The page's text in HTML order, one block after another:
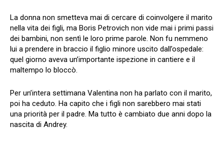
La donna non smetteva mai di cercare di coinvolgere il marito
nella vita dei figli, ma Boris Petrovich non vide mai i primi passi
dei bambini, non sentì le loro prime parole. Non fu nemmeno
lui a prendere in braccio il figlio minore uscito dall’ospedale:
quel giorno aveva un’importante ispezione in cantiere e il
maltempo lo bloccò.
Per un’intera settimana Valentina non ha parlato con il marito,
poi ha ceduto. Ha capito che i figli non sarebbero mai stati
una priorità per il padre. Ma tutto è cambiato due anni dopo la
nascita di Andrey.